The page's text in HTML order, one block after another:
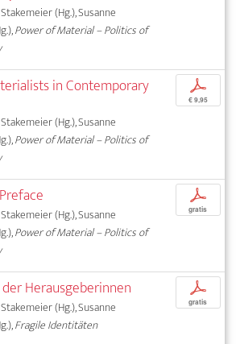
(Hg.), Susanne
Power of Material – Politics of
in Contemporary
(Hg.), Susanne
Power of Material – Politics of
p
€ 9,95
(Hg.), Susanne
Power of Material – Politics of
p
gratis
Herausgeberinnen
(Hg.), Susanne
Fragile Identitäten
p
gratis